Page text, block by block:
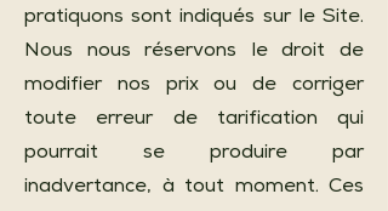
pratiquons sont indiqués sur le Site.
Nous nous réservons le droit de
modifier nos prix ou de corriger
toute erreur de tarification qui
pourrait se produire par
inadvertance, à tout moment. Ces